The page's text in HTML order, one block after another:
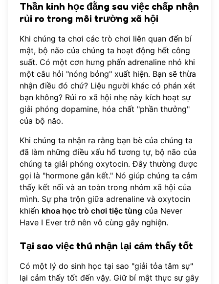
Thần kinh học đằng sau việc chấp nhận
rủi ro trong môi trường xã hội
Khi chúng ta chơi các trò chơi liên quan đến bí
mật, bộ não của chúng ta hoạt động hết công
suất. Có một cơn hưng phấn adrenaline nhỏ khi
một câu hỏi "nóng bỏng" xuất hiện. Bạn sẽ thừa
nhận điều đó chứ? Liệu người khác có phán xét
bạn không? Rủi ro xã hội nhẹ này kích hoạt sự
giải phóng dopamine, hóa chất "phần thưởng"
của bộ não.
Khi chúng ta nhận ra rằng bạn bè của chúng ta
đã làm những điều xấu hổ tương tự, bộ não của
chúng ta giải phóng oxytocin. Đây thường được
gọi là "hormone gắn kết." Nó giúp chúng ta cảm
thấy kết nối và an toàn trong nhóm xã hội của
mình. Sự pha trộn giữa adrenaline và oxytocin
khiến khoa học trò chơi tiệc tùng của Never
Have I Ever trở nên vô cùng gây nghiện.
Tại sao việc thú nhận lại cảm thấy tốt
Có một lý do sinh học tại sao "giải tỏa tâm sự"
lại cảm thấy tốt đến vậy. Giữ bí mật thực sự gây